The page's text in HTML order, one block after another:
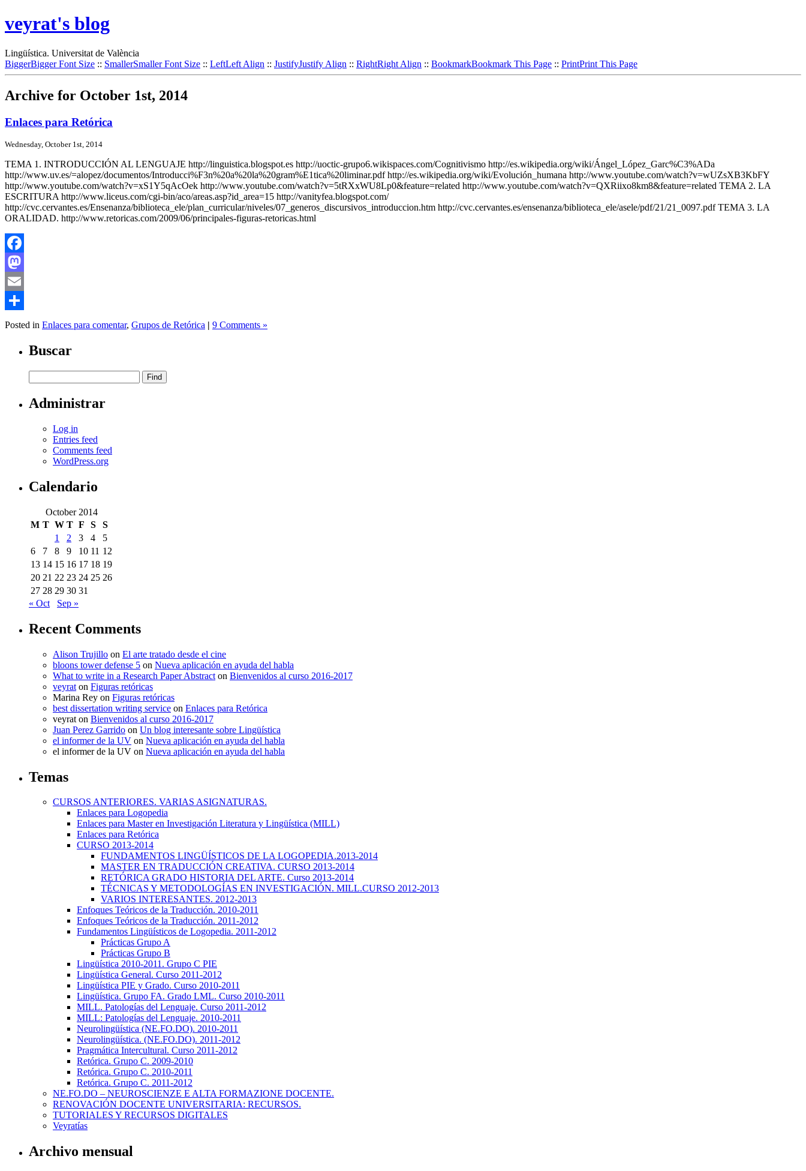
veyrat's blog
Lingüística. Universitat de València
BiggerBigger Font Size :: SmallerSmaller Font Size :: LeftLeft Align :: JustifyJustify Align :: RightRight Align :: BookmarkBookmark This Page :: PrintPrint This Page
Archive for October 1st, 2014
Enlaces para Retórica
Wednesday, October 1st, 2014
TEMA 1. INTRODUCCIÓN AL LENGUAJE http://linguistica.blogspot.es http://uoctic-grupo6.wikispaces.com/Cognitivismo http://es.wikipedia.org/wiki/Ángel_López_Garc%C3%ADa
http://www.uv.es/=alopez/documentos/Introducci%F3n%20a%20la%20gram%E1tica%20liminar.pdf http://es.wikipedia.org/wiki/Evolución_humana http://www.youtube.com/watch?v=wUZsXB3KbFY
http://www.youtube.com/watch?v=xS1Y5qAcOek http://www.youtube.com/watch?v=5tRXxWU8Lp0&feature=related http://www.youtube.com/watch?v=QXRiixo8km8&feature=related TEMA 2. LA
ESCRITURA http://www.liceus.com/cgi-bin/aco/areas.asp?id_area=15 http://vanityfea.blogspot.com/
http://cvc.cervantes.es/Ensenanza/biblioteca_ele/plan_curricular/niveles/07_generos_discursivos_introduccion.htm http://cvc.cervantes.es/ensenanza/biblioteca_ele/asele/pdf/21/21_0097.pdf TEMA 3. LA
ORALIDAD. http://www.retoricas.com/2009/06/principales-figuras-retoricas.html
Facebook
Mastodon
Email
Share
Posted in Enlaces para comentar, Grupos de Retórica | 9 Comments »
Buscar
Administrar
Log in
Entries feed
Comments feed
WordPress.org
Calendario
October 2014
M T W T F S
S
1
2 3 4
5
6
7 8 9 10 11 12
13 14 15 16 17 18 19
20 21 22 23 24 25 26
27 28 29 30 31
« Oct
Sep »
Recent Comments
Alison Trujillo on El arte tratado desde el cine
bloons tower defense 5 on Nueva aplicación en ayuda del habla
What to write in a Research Paper Abstract on Bienvenidos al curso 2016-2017
veyrat on Figuras retóricas
Marina Rey on Figuras retóricas
best dissertation writing service on Enlaces para Retórica
veyrat on Bienvenidos al curso 2016-2017
Juan Perez Garrido on Un blog interesante sobre Lingüística
el informer de la UV on Nueva aplicación en ayuda del habla
el informer de la UV on Nueva aplicación en ayuda del habla
Temas
CURSOS ANTERIORES. VARIAS ASIGNATURAS.
Enlaces para Logopedia
Enlaces para Master en Investigación Literatura y Lingüística (MILL)
Enlaces para Retórica
CURSO 2013-2014
FUNDAMENTOS LINGÜÍSTICOS DE LA LOGOPEDIA.2013-2014
MASTER EN TRADUCCIÓN CREATIVA. CURSO 2013-2014
RETÓRICA GRADO HISTORIA DEL ARTE. Curso 2013-2014
TÉCNICAS Y METODOLOGÍAS EN INVESTIGACIÓN. MILL.CURSO 2012-2013
VARIOS INTERESANTES. 2012-2013
Enfoques Teóricos de la Traducción. 2010-2011
Enfoques Teóricos de la Traducción. 2011-2012
Fundamentos Lingüísticos de Logopedia. 2011-2012
Prácticas Grupo A
Prácticas Grupo B
Lingüística 2010-2011. Grupo C PIE
Lingüística General. Curso 2011-2012
Lingüística PIE y Grado. Curso 2010-2011
Lingüística. Grupo FA. Grado LML. Curso 2010-2011
MILL. Patologías del Lenguaje. Curso 2011-2012
MILL: Patologías del Lenguaje. 2010-2011
Neurolingüística (NE.FO.DO). 2010-2011
Neurolingüística. (NE.FO.DO). 2011-2012
Pragmática Intercultural. Curso 2011-2012
Retórica. Grupo C. 2009-2010
Retórica. Grupo C. 2010-2011
Retórica. Grupo C. 2011-2012
NE.FO.DO – NEUROSCIENZE E ALTA FORMAZIONE DOCENTE.
RENOVACIÓN DOCENTE UNIVERSITARIA: RECURSOS.
TUTORIALES Y RECURSOS DIGITALES
Veyratías
Archivo mensual